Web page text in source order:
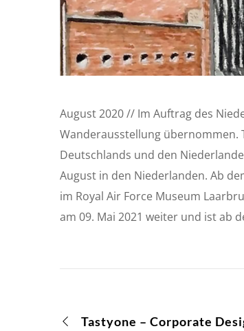
August 2020 // Im Auftrag des
Wanderausstellung übernommen.
Deutschlands und den
August in den Niederlanden. Ab
im Royal Air Force Museum
am 09. Mai 2021 weiter und ist ab